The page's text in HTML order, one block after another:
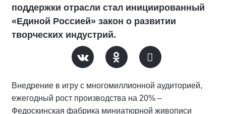
поддержки отрасли стал инициированный
«Единой Россией» закон о развитии
творческих индустрий.
Внедрение в игру с многомиллионной аудиторией,
ежегодный рост производства на 20% –
Федоскинская фабрика миниатюрной живописи